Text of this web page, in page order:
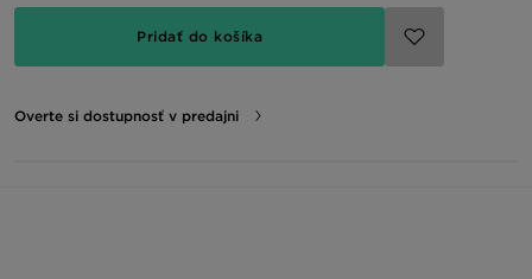
Pridať do košíka
Overte si dostupnosť v predajni